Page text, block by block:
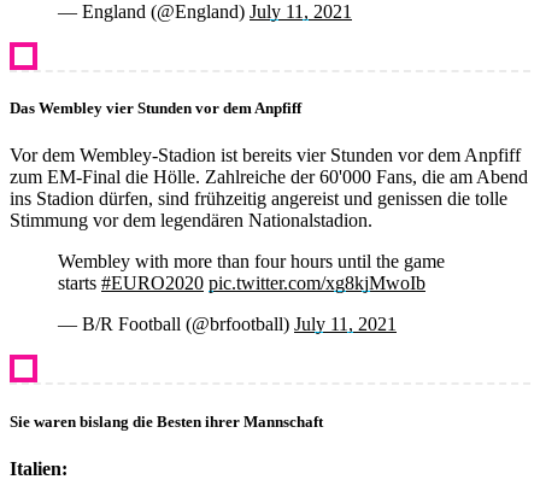
— England (@England) July 11, 2021
Das Wembley vier Stunden vor dem Anpfiff
Vor dem Wembley-Stadion ist bereits vier Stunden vor dem Anpfiff
zum EM-Final die Hölle. Zahlreiche der 60'000 Fans, die am Abend
ins Stadion dürfen, sind frühzeitig angereist und genissen die tolle
Stimmung vor dem legendären Nationalstadion.
Wembley with more than four hours until the game
starts #EURO2020 pic.twitter.com/xg8kjMwoIb
— B/R Football (@brfootball) July 11, 2021
Sie waren bislang die Besten ihrer Mannschaft
Italien: